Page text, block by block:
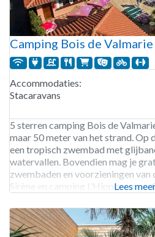
Camping Bois de Valmarie
Accommodaties:
Stacaravans
5 sterren camping Bois de
maar 50 meter van het strand. Op
een tropisch zwembad met
watervallen. Bovendien mag je
zwembaden en voorzieningen van
Sirène en camping
staanplaatsen. Verhuur
Lees